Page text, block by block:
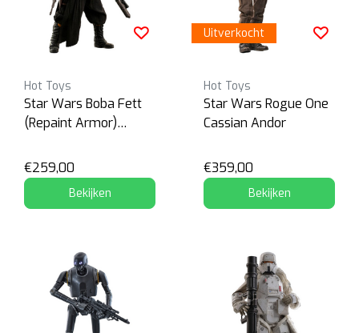
Hot Toys
Star Wars Boba Fett
(Repaint Armor)
€259,00
Bekijken
Uitverkocht
Hot Toys
Star Wars Rogue One
Cassian Andor
€359,00
Bekijken